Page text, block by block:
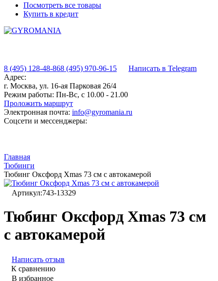
Посмотреть все товары
Купить в кредит
8 (495) 128-48-868 (495) 970-96-15
Написать в Telegram
Адрес:
г. Москва, ул. 16-ая Парковая 26/4
Режим работы: Пн-Вс, с 10.00 - 21.00
Проложить маршрут
Электронная почта: info@gyromania.ru
Соцсети и мессенджеры:
Главная
Тюбинги
Тюбинг Оксфорд Xmas 73 см с автокамерой
Артикул:743-13329
Тюбинг Оксфорд Xmas 73 см
с автокамерой
Написать отзыв
К сравнению
В избранное